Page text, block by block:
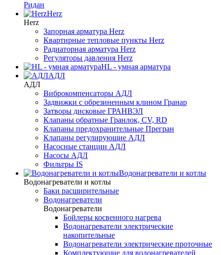
Ридан
Herz
Herz
Запорная арматура Herz
Квартирные тепловые пункты Herz
Радиаторная арматура Herz
Регуляторы давления Herz
HL - умная арматура
АДЛ
АДЛ
Виброкомпенсаторы АДЛ
Задвижки с обрезиненным клином Гранар
Затворы дисковые ГРАНВЭЛ
Клапаны обратные Гранлок, CV, RD
Клапаны предохранительные Прегран
Клапаны регулирующие АДЛ
Насосные станции АДЛ
Насосы АДЛ
Фильтры IS
Водонагреватели и котлы
Водонагреватели и котлы
Баки расширительные
Водонагреватели
Водонагреватели
Бойлеры косвенного нагрева
Водонагреватели электрические
накопительные
Водонагреватели электрические проточные
Комплектующие для водонагревателей